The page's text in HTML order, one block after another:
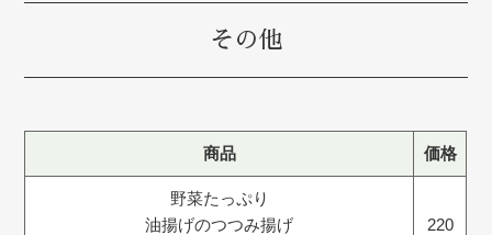
その他
商品 価格
野菜たっぷり
油揚げのつつみ揚げ
220